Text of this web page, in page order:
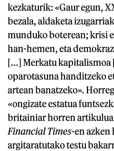
kezkaturik: «Gaur egun,
bezala, aldaketa
munduko boterean; krisi
han-hemen, eta
[...] Merkatu kapitalismoa
oparotasuna handitzeko
artean banatzeko».
«ongizate estatua
britainiar horren artikulua
Financial Times-en
argitaratutako testu